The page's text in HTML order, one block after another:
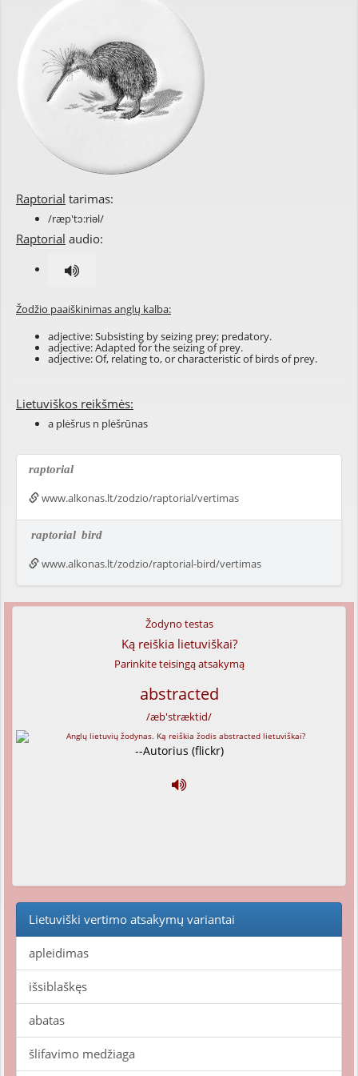
Raptorial tarimas:
/ræp'tɔ:riəl/
Raptorial audio:
Žodžio paaiškinimas anglų kalba:
adjective: Subsisting by seizing prey; predatory.
adjective: Adapted for the seizing of prey.
adjective: Of, relating to, or characteristic of birds of prey.
Lietuviškos reikšmės:
a plėšrus n plėšrūnas
raptorial
www.alkonas.lt/zodzio/raptorial/vertimas
raptorial bird
www.alkonas.lt/zodzio/raptorial-bird/vertimas
Žodyno testas
Ką reiškia lietuviškai?
Parinkite teisingą atsakymą
abstracted
/æb'stræktid/
--Autorius (flickr)
Lietuviški vertimo atsakymų variantai
apleidimas
išsiblaškęs
abatas
šlifavimo medžiaga